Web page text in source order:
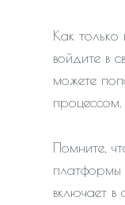
Как
войдите в
можете
процессом.
Помните,
платформы
включает